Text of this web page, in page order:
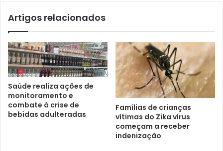
Artigos relacionados
Saúde realiza ações de
monitoramento e
combate à crise de
bebidas adulteradas
Famílias de crianças
vítimas do Zika vírus
começam a receber
indenização